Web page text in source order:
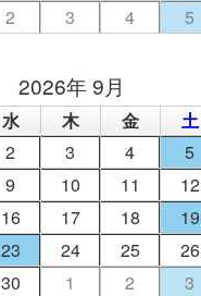
2 3 4 5
2026年 9月
水 木 金 土
2 3 4 5
9 10 11 12
16 17 18 19
23 24 25 26
30 1 2 3